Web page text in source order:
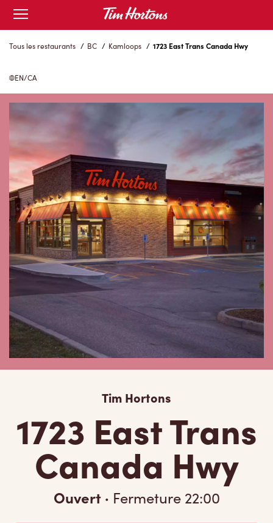
Skip
Content
Open
mobile
menu
Tous les restaurants / BC / Kamloops / 1723 East Trans Canada Hwy
EN/CA
Tim Hortons
1723 East Trans
Canada Hwy
Ouvert · Fermeture 22:00